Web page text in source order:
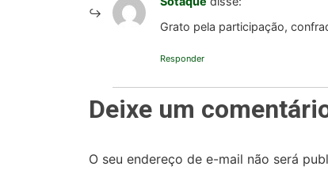
Grato pela participação,
Responder
Deixe um
O seu endereço de e-mail não será